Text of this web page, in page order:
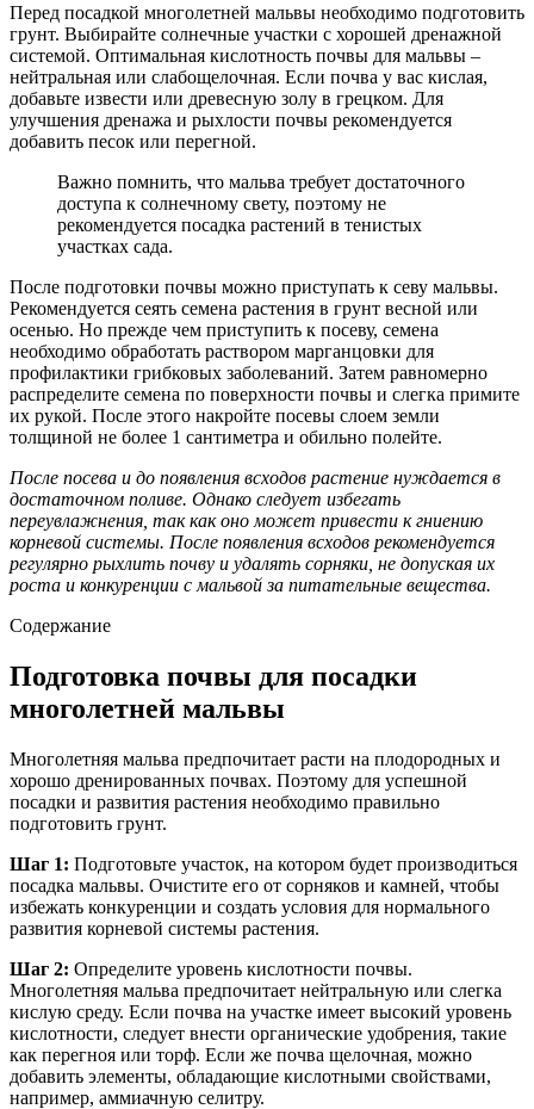
Перед посадкой многолетней мальвы необходимо подготовить
грунт. Выбирайте солнечные участки с хорошей дренажной
системой. Оптимальная кислотность почвы для мальвы –
нейтральная или слабощелочная. Если почва у вас кислая,
добавьте извести или древесную золу в грецком. Для
улучшения дренажа и рыхлости почвы рекомендуется
добавить песок или перегной.
Важно помнить, что мальва требует достаточного
доступа к солнечному свету, поэтому не
рекомендуется посадка растений в тенистых
участках сада.
После подготовки почвы можно приступать к севу мальвы.
Рекомендуется сеять семена растения в грунт весной или
осенью. Но прежде чем приступить к посеву, семена
необходимо обработать раствором марганцовки для
профилактики грибковых заболеваний. Затем равномерно
распределите семена по поверхности почвы и слегка примите
их рукой. После этого накройте посевы слоем земли
толщиной не более 1 сантиметра и обильно полейте.
После посева и до появления всходов растение нуждается в
достаточном поливе. Однако следует избегать
переувлажнения, так как оно может привести к гниению
корневой системы. После появления всходов рекомендуется
регулярно рыхлить почву и удалять сорняки, не допуская их
роста и конкуренции с мальвой за питательные вещества.
Содержание
Подготовка почвы для посадки
многолетней мальвы
Многолетняя мальва предпочитает расти на плодородных и
хорошо дренированных почвах. Поэтому для успешной
посадки и развития растения необходимо правильно
подготовить грунт.
Шаг 1: Подготовьте участок, на котором будет производиться
посадка мальвы. Очистите его от сорняков и камней, чтобы
избежать конкуренции и создать условия для нормального
развития корневой системы растения.
Шаг 2: Определите уровень кислотности почвы.
Многолетняя мальва предпочитает нейтральную или слегка
кислую среду. Если почва на участке имеет высокий уровень
кислотности, следует внести органические удобрения, такие
как перегноя или торф. Если же почва щелочная, можно
добавить элементы, обладающие кислотными свойствами,
например, аммиачную селитру.